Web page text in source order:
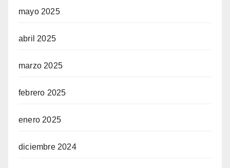
mayo 2025
abril 2025
marzo 2025
febrero 2025
enero 2025
diciembre 2024